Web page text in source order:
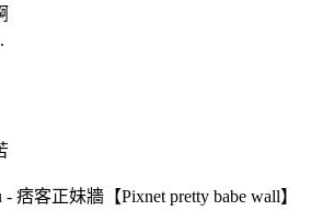
痞客正妹牆【Pixnet pretty babe wall】